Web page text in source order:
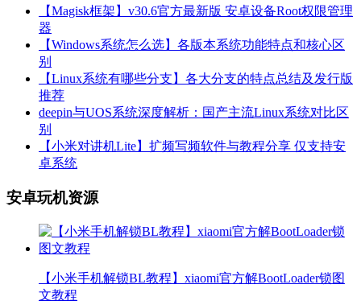
【Magisk框架】v30.6官方最新版 安卓设备Root权限管理
器
【Windows系统怎么选】各版本系统功能特点和核心区
别
【Linux系统有哪些分支】各大分支的特点总结及发行版
推荐
deepin与UOS系统深度解析：国产主流Linux系统对比区
别
【小米对讲机Lite】扩频写频软件与教程分享 仅支持安
卓系统
安卓玩机资源
【小米手机解锁BL教程】xiaomi官方解BootLoader锁图
文教程